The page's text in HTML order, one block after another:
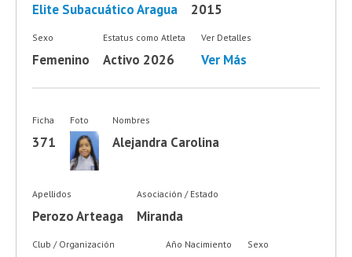
Elite Subacuático Aragua 2015
Sexo
Femenino
Estatus como Atleta
Activo 2026
Ver Detalles
Ver Más
Ficha
371
Foto Nombres
Alejandra Carolina
Apellidos
Perozo Arteaga
Asociación / Estado
Miranda
Club / Organización Año Nacimiento Sexo